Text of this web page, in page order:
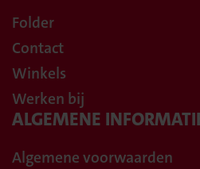
Folder
Contact
Winkels
Werken bij
ALGEMENE
Algemene voorwaarden